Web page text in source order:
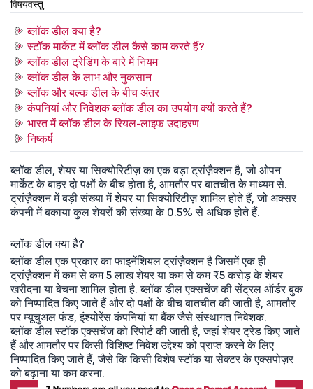
विषयवस्तु
ब्लॉक डील क्या है?
स्टॉक मार्केट में ब्लॉक डील कैसे काम करते हैं?
ब्लॉक डील ट्रेडिंग के बारे में नियम
ब्लॉक डील के लाभ और नुकसान
ब्लॉक और बल्क डील के बीच अंतर
कंपनियां और निवेशक ब्लॉक डील का उपयोग क्यों करते हैं?
भारत में ब्लॉक डील के रियल-लाइफ उदाहरण
निष्कर्ष
ब्लॉक डील, शेयर या सिक्योरिटीज़ का एक बड़ा ट्रांज़ैक्शन है, जो ओपन
मार्केट के बाहर दो पक्षों के बीच होता है, आमतौर पर बातचीत के माध्यम से.
ट्रांज़ैक्शन में बड़ी संख्या में शेयर या सिक्योरिटीज़ शामिल होते हैं, जो अक्सर
कंपनी में बकाया कुल शेयरों की संख्या के 0.5% से अधिक होते हैं.
ब्लॉक डील क्या है?
ब्लॉक डील एक प्रकार का फाइनेंशियल ट्रांज़ैक्शन है जिसमें एक ही
ट्रांज़ैक्शन में कम से कम 5 लाख शेयर या कम से कम ₹5 करोड़ के शेयर
खरीदना या बेचना शामिल होता है. ब्लॉक डील एक्सचेंज की सेंट्रल ऑर्डर बुक
को निष्पादित किए जाते हैं और दो पक्षों के बीच बातचीत की जाती है, आमतौर
पर म्यूचुअल फंड, इंश्योरेंस कंपनियां या बैंक जैसे संस्थागत निवेशक.
ब्लॉक डील स्टॉक एक्सचेंज को रिपोर्ट की जाती है, जहां शेयर ट्रेड किए जाते
हैं और आमतौर पर किसी विशिष्ट निवेश उद्देश्य को प्राप्त करने के लिए
निष्पादित किए जाते हैं, जैसे कि किसी विशेष स्टॉक या सेक्टर के एक्सपोज़र
को बढ़ाना या कम करना.